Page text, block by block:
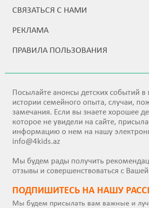
СВЯЗАТЬСЯ С НАМИ
РЕКЛАМА
ПРАВИЛА ПОЛЬЗОВАНИЯ
Посылайте анонсы детских событий в
истории семейного опыта, случаи,
замечания. Если вы знаете хорошее
которое не увидели на сайте,
информацию о нем на нашу
info@4kids.az
Мы будем рады получить
отзывы и совершенствоваться с
ПОДПИШИТEСЬ НА НАШУ
Мы будем присылать вам важные и